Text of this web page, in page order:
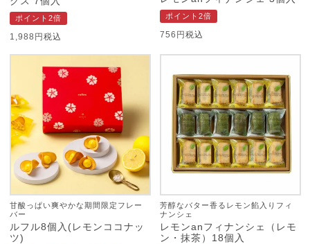
ポイント2倍
1,988 税込
ポイント2倍
756 税込
甘酸っぱい爽やかな期間限定フレー
バー
ルフル8個入(レモンココナッ
ツ)
芳醇なバター香るレモン餡入りフィ
ナンシェ
レモンanフィナンシェ（レモ
ン・抹茶）18個入